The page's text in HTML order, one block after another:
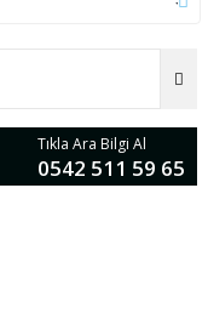
Tıkla Ara Bilgi Al
0542 511 59 65